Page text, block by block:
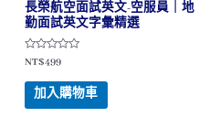
長榮航空面試英文-空服員｜地
勤面試英文字彙精選
評
0
滿
分
5
NT$499
加入購物車